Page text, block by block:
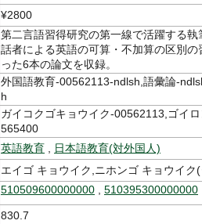
¥2800
第二言語習得研究の第一線で活躍する
話者による英語の可算・不加算の区別
った6本の論文を収録。
外国語教育-00562113-ndlsh,語彙論-
h
ガイコクゴキョウイク-00562113,ゴイ
565400
英語教育
日本語教育(対外国人)
エイゴ キョウイク,ニホンゴ キョウイク
510509600000000 510395300000000
830.7